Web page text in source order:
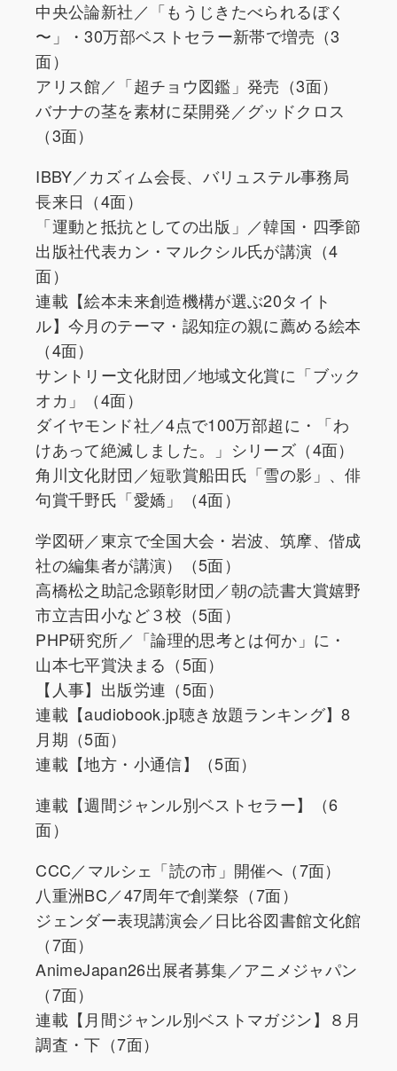
中央公論新社／「もうじきたべられるぼく
〜」・30万部ベストセラー新帯で増売（3
面）
アリス館／「超チョウ図鑑」発売（3面）
バナナの茎を素材に栞開発／グッドクロス
（3面）
IBBY／カズィム会長、バリュステル事務局
長来日（4面）
「運動と抵抗としての出版」／韓国・四季節
出版社代表カン・マルクシル氏が講演（4
面）
連載【絵本未来創造機構が選ぶ20タイト
ル】今月のテーマ・認知症の親に薦める絵本
（4面）
サントリー文化財団／地域文化賞に「ブック
オカ」（4面）
ダイヤモンド社／4点で100万部超に・「わ
けあって絶滅しました。」シリーズ（4面）
角川文化財団／短歌賞船田氏「雪の影」、俳
句賞千野氏「愛嬌」（4面）
学図研／東京で全国大会・岩波、筑摩、偕成
社の編集者が講演）（5面）
高橋松之助記念顕彰財団／朝の読書大賞嬉野
市立吉田小など３校（5面）
PHP研究所／「論理的思考とは何か」に・
山本七平賞決まる（5面）
【人事】出版労連（5面）
連載【audiobook.jp聴き放題ランキング】8
月期（5面）
連載【地方・小通信】（5面）
連載【週間ジャンル別ベストセラー】（6
面）
CCC／マルシェ「読の市」開催へ（7面）
八重洲BC／47周年で創業祭（7面）
ジェンダー表現講演会／日比谷図書館文化館
（7面）
AnimeJapan26出展者募集／アニメジャパン
（7面）
連載【月間ジャンル別ベストマガジン】８月
調査・下（7面）